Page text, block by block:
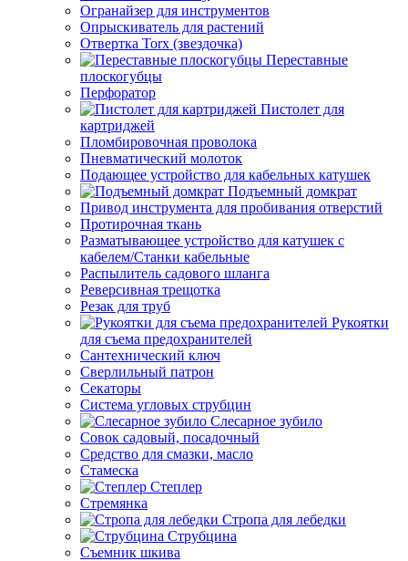
Огранайзер для инструментов
Опрыскиватель для растений
Отвертка Torx (звездочка)
Переставные
плоскогубцы
Перфоратор
Пистолет для
картриджей
Пломбировочная проволока
Пневматический молоток
Подающее устройство для кабельных катушек
Подъемный домкрат
Привод инструмента для пробивания отверстий
Протирочная ткань
Разматывающее устройство для катушек с
кабелем/Станки кабельные
Распылитель садового шланга
Реверсивная трещотка
Резак для труб
Рукоятки
для съема предохранителей
Сантехнический ключ
Сверлильный патрон
Секаторы
Система угловых струбцин
Слесарное зубило
Совок садовый, посадочный
Средство для смазки, масло
Стамеска
Степлер
Стремянка
Стропа для лебедки
Струбцина
Съемник шкива